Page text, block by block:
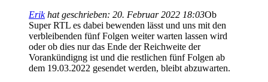
Erikhat geschrieben: 20. Februar 2022 18:03Ob
Super RTL es dabei bewenden lässt und uns mit den
verbleibenden fünf Folgen weiter warten lassen wird
oder ob dies nur das Ende der Reichweite der
Vorankündigng ist und die restlichen fünf Folgen ab
dem 19.03.2022 gesendet werden, bleibt abzuwarten.